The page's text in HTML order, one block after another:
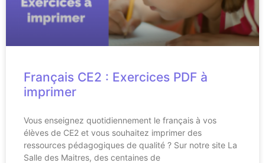
Français CE2 : Exercices PDF à
imprimer
Vous enseignez quotidiennement le français à vos
élèves de CE2 et vous souhaitez imprimer des
ressources pédagogiques de qualité ? Sur notre site La
Salle des Maitres, des centaines de